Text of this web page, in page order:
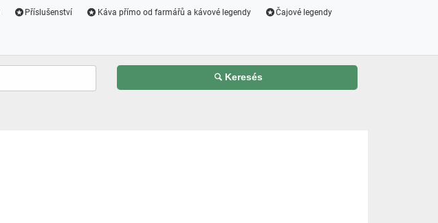
Příslušenství Káva přímo od farmářů a kávové legendy Čajové legendy
Keresés